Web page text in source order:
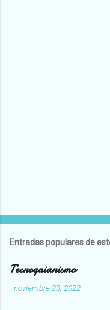
Entradas populares de
Tecnogaianismo
-noviembre 23, 2022